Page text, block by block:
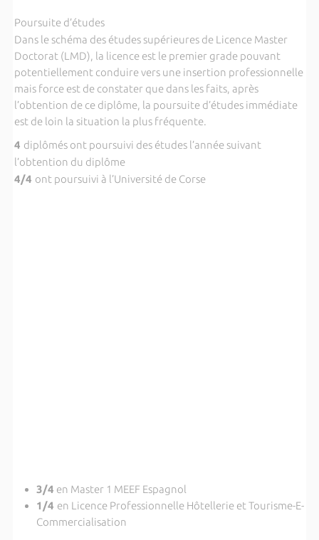
Poursuite d’études
Dans le schéma des études supérieures de Licence Master
Doctorat (LMD), la licence est le premier grade pouvant
potentiellement conduire vers une insertion professionnelle
mais force est de constater que dans les faits, après
l’obtention de ce diplôme, la poursuite d’études immédiate
est de loin la situation la plus fréquente.
4 diplômés ont poursuivi des études l’année suivant
l’obtention du diplôme
4/4 ont poursuivi à l’Université de Corse
3/4 en Master 1 MEEF Espagnol
1/4 en Licence Professionnelle Hôtellerie et Tourisme-E-
Commercialisation